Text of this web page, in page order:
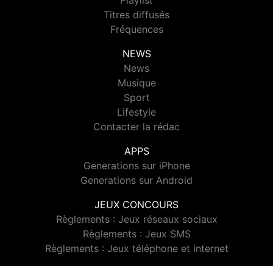
Titres diffusés
Fréquences
NEWS
News
Musique
Sport
Lifestyle
Contacter la rédac
APPS
Generations sur iPhone
Generations sur Android
JEUX CONCOURS
Règlements : Jeux réseaux sociaux
Règlements : Jeux SMS
Règlements : Jeux téléphone et internet